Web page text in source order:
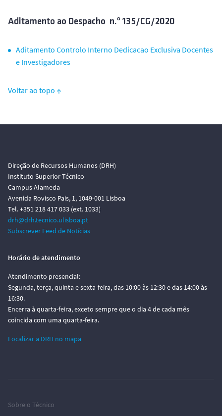
Aditamento ao Despacho n.º 135/CG/2020
Aditamento Controlo Interno Dedicacao Exclusiva Docentes
e Investigadores
Voltar ao topo ↑
Direção de Recursos Humanos (DRH)
Instituto Superior Técnico
Campus Alameda
Avenida Rovisco Pais, 1, 1049-001 Lisboa
Tel. +351 218 417 033 (ext. 1033)
drh@drh.tecnico.ulisboa.pt
Subscrever Feed de Notícias
Horário de atendimento
Atendimento presencial:
Segunda, terça, quinta e sexta-feira, das 10:00 às 12:30 e das 14:00 às
16:30.
Encerra à quarta-feira, exceto sempre que o dia 4 de cada mês
coincida com uma quarta-feira.
Localizar a DRH no mapa
Sobre o Técnico